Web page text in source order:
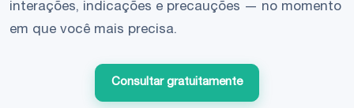
interações, indicações e precauções — no momento
em que você mais precisa.
Consultar gratuitamente